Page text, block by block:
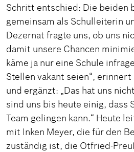
Schritt entschied: Die beiden
gemeinsam als Schulleiterin
Dezernat fragte uns, ob uns
damit unsere Chancen
käme ja nur eine Schule
Stellen vakant seien“, erinnert
und ergänzt: „Das hat uns
sind uns bis heute einig, dass
Team gelingen kann.“ Heute
mit Inken Meyer, die für den
zuständig ist, die Otfried-